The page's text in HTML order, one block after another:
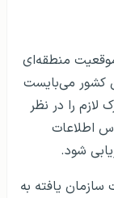
منطقه‌ای
کشور می‌بایست
را در نظر
اطلاعات
شود.
سازمان یافته به